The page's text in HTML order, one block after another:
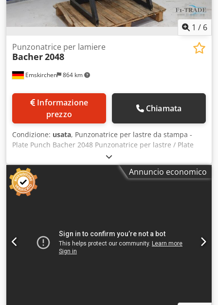
1 / 6
Emskirchen 864 km
Punzonatrice per lamiere
Bacher2048
prezzo
Chiamata
Condizione: usata, Punzonatrice per lastre da stampa -
Plate Punch Bacher 2048 Punzonatrice per lastre / Plate
Punch Bacher 2048 Numero di serie 277 Punzonatrice per
lastre per Heidelberg SM74, SORM Plate Punch per
Heidelberg SM74, SORM Crjdpfx Agjxg D Dwsdof Ispezione
video online tramite WhatsApp - MS Zoom - Telegram In
magazzino a Emskirchen / Norimberga - Disponibile subito
Annuncio economico